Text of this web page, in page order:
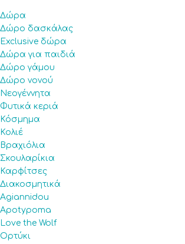
Δώρα
Δώρο δασκάλας
Exclusive δώρα
Δώρα για παιδιά
Δώρο γάμου
Δώρο νονού
Νεογέννητα
Φυτικά κεριά
Κόσμημα
Κολιέ
Βραχιόλια
Σκουλαρίκια
Καρφίτσες
Διακοσμητικά
Agiannidou
Apotypoma
Love the Wolf
Ορτύκι